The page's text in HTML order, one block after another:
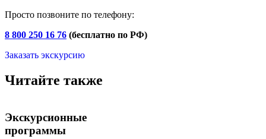
Просто позвоните по телефону:
8 800 250 16 76 (бесплатно по РФ)
Заказать экскурсию
Читайте также
Экскурсионные
программы